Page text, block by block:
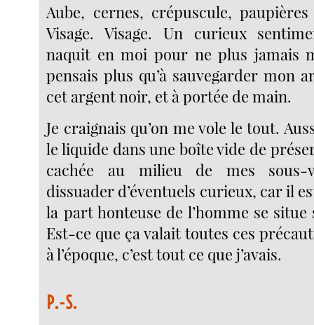
Aube, cernes, crépuscule,
Visage. Visage. Un curieux
naquit en moi pour ne plus jamais
pensais plus qu’à sauvegarder mon
cet argent noir, et à portée de main.
Je craignais qu’on me vole le tout.
le liquide dans une boîte vide de
cachée au milieu de mes sous-
dissuader d’éventuels curieux, car il
la part honteuse de l’homme se
Est-ce que ça valait toutes ces
à l’époque, c’est tout ce que j’avais.
P.-S.